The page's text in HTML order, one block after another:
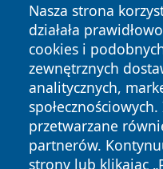
Nasza strona
działała
cookies i
zewnętrznych
analitycznych,
przetwarzane
partnerów.
strony lub klikając
Copyright © 2026
zastrzeżone.
News Autorzy